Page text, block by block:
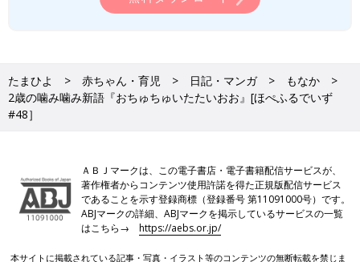
たまひよ 赤ちゃん・育児 日記・マンガ
もなか
2歳の噛み噛み新語『おちゅちゅいたたいおお』[ほぺふるでいず
#48］
ＡＢＪマークは、この電子書店・電子書籍配信サービスが、
著作権者からコンテンツ使用許諾を得た正規版配信サービス
であることを示す登録商標（登録番号 第11091000号）です。
ABJマークの詳細、ABJマークを掲示しているサービスの一覧
はこちら→https://aebs.or.jp/
本サイトに掲載されている記事・写真・イラスト等のコンテンツの無断転載を禁じま